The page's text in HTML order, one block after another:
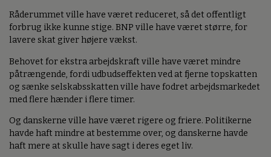
Råderummet ville have været reduceret, så det offentligt
forbrug ikke kunne stige. BNP ville have været større, for
lavere skat giver højere vækst.
Behovet for ekstra arbejdskraft ville have været mindre
påtrængende, fordi udbudseffekten ved at fjerne topskatten
og sænke selskabsskatten ville have fodret arbejdsmarkedet
med flere hænder i flere timer.
Og danskerne ville have været rigere og friere. Politikerne
havde haft mindre at bestemme over, og danskerne havde
haft mere at skulle have sagt i deres eget liv.